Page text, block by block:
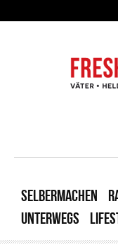
SELBERMACHEN
UNTERWEGS